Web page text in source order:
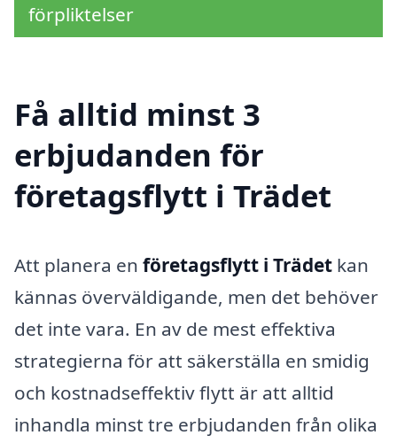
förpliktelser
Få alltid minst 3
erbjudanden för
företagsflytt i Trädet
Att planera en företagsflytt i Trädet kan
kännas överväldigande, men det behöver
det inte vara. En av de mest effektiva
strategierna för att säkerställa en smidig
och kostnadseffektiv flytt är att alltid
inhandla minst tre erbjudanden från olika